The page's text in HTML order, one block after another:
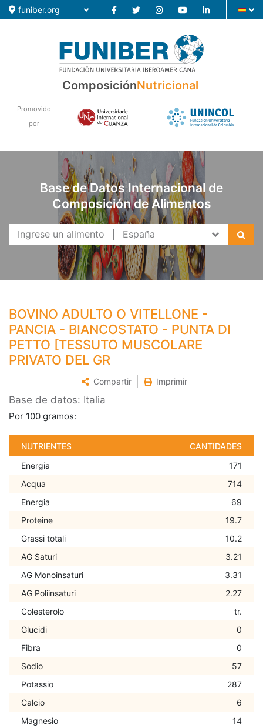
funiber.org
ComposiciónNutricional
Promovido
por
Base de Datos Internacional de
Composición de Alimentos
BOVINO ADULTO O VITELLONE -
PANCIA - BIANCOSTATO - PUNTA DI
PETTO [TESSUTO MUSCOLARE
PRIVATO DEL GR
Compartir Imprimir
Base de datos: Italia
Por 100 gramos:
NUTRIENTES
CANTIDADES
Energia
171
Acqua
714
Energia
69
Proteine
19.7
Grassi totali
10.2
AG Saturi
3.21
AG Monoinsaturi
3.31
AG Poliinsaturi
2.27
Colesterolo
tr.
Glucidi
0
Fibra
0
Sodio
57
Potassio
287
Calcio
6
Magnesio
14